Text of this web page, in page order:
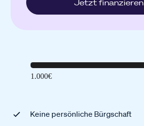
Jetzt finanzieren
Keine persönliche Bürgschaft